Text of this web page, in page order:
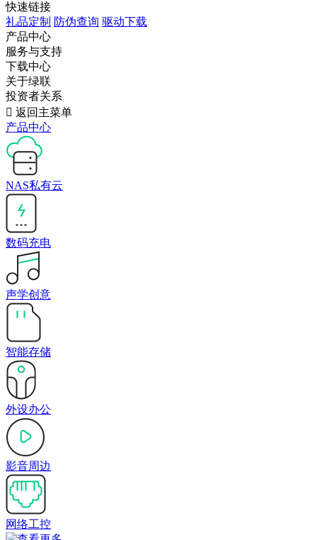
快速链接
礼品定制 防伪查询 驱动下载
产品中心
服务与支持
下载中心
关于绿联
投资者关系
 返回主菜单
产品中心
NAS私有云
数码充电
声学创意
智能存储
外设办公
影音周边
网络工控